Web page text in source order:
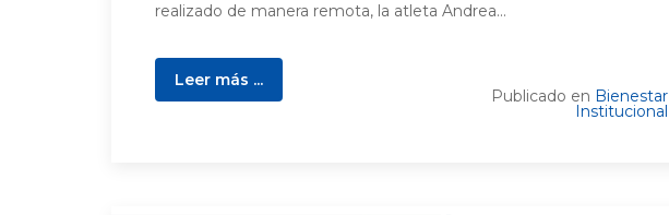
realizado de manera remota, la atleta Andrea...
Leer más ...
Publicado en Bienestar
Institucional